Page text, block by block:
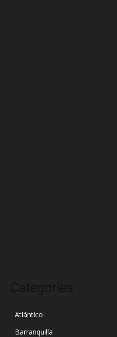
Atlántico
Barranquilla